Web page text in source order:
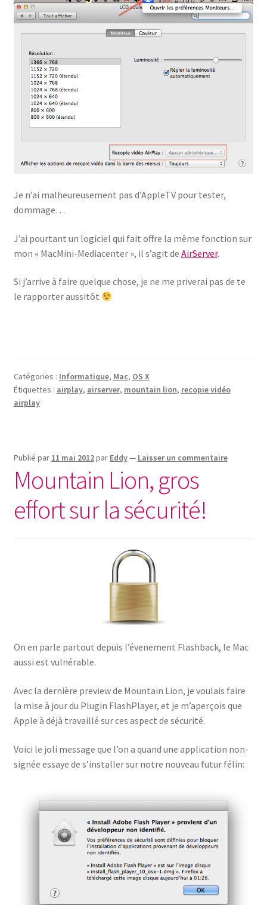
Je n’ai malheureusement pas d’AppleTV pour tester,
dommage…
J’ai pourtant un logiciel qui fait offre la même fonction sur
mon « MacMini-Mediacenter », il s’agit de AirServer.
Si j’arrive à faire quelque chose, je ne me priverai pas de te
le rapporter aussitôt
Catégories : Informatique, Mac, OS X
Étiquettes : airplay, airserver, mountain lion, recopie vidéo
airplay
Publié par 11 mai 2012par Eddy— Laisser un commentaire
Mountain Lion, gros
effort sur la sécurité!
On en parle partout depuis l’évenement Flashback, le Mac
aussi est vulnérable.
Avec la dernière preview de Mountain Lion, je voulais faire
la mise à jour du Plugin FlashPlayer, et je m’aperçois que
Apple à déjà travaillé sur ces aspect de sécurité.
Voici le joli message que l’on a quand une application non-
signée essaye de s’installer sur notre nouveau futur félin: